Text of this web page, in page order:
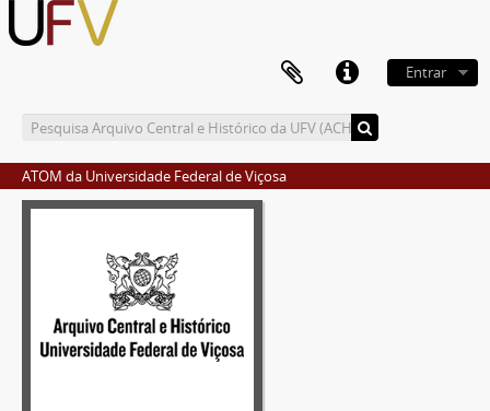
Entrar
ATOM da Universidade Federal de Viçosa